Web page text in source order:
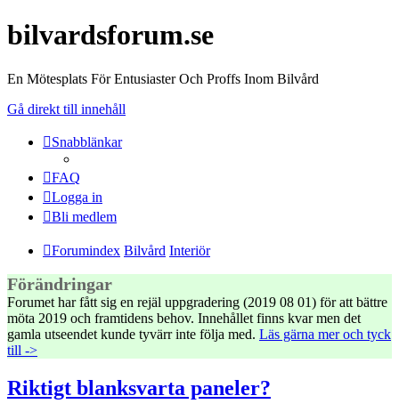
bilvardsforum.se
En Mötesplats För Entusiaster Och Proffs Inom Bilvård
Gå direkt till innehåll
Snabblänkar
FAQ
Logga in
Bli medlem
Forumindex Bilvård Interiör
Förändringar
Forumet har fått sig en rejäl uppgradering (2019 08 01) för att bättre
möta 2019 och framtidens behov. Innehållet finns kvar men det
gamla utseendet kunde tyvärr inte följa med. Läs gärna mer och tyck
till ->
Riktigt blanksvarta paneler?